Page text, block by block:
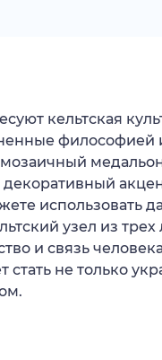
кельтская
философией
использовать
узел из
и связь
стать не только